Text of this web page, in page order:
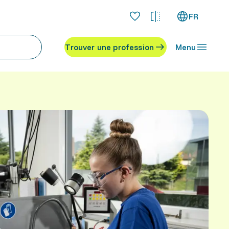
FR
Trouver une profession Menu